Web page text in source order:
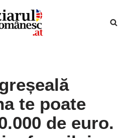
te poate
de euro.